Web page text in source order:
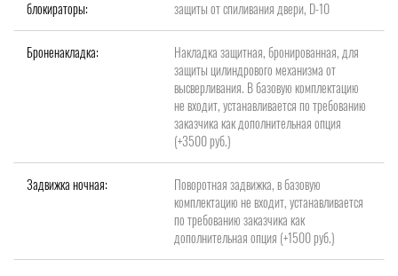
блокираторы:
защиты от спиливания двери, D-10
Броненакладка:
Накладка защитная, бронированная, для
защиты цилиндрового механизма от
высверливания. В базовую комплектацию
не входит, устанавливается по требованию
заказчика как дополнительная опция
(+3500 руб.)
Задвижка ночная:
Поворотная задвижка, в базовую
комплектацию не входит, устанавливается
по требованию заказчика как
дополнительная опция (+1500 руб.)